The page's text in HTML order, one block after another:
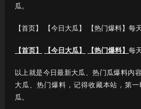
瓜。
【首页】 【今日大瓜】 【热门爆料】每
【首页】 【今日大瓜】 【热门爆料】 每
以上就是今日最新大瓜、热门瓜爆料内
大瓜、热门爆料，记得收藏本站，第
瓜。